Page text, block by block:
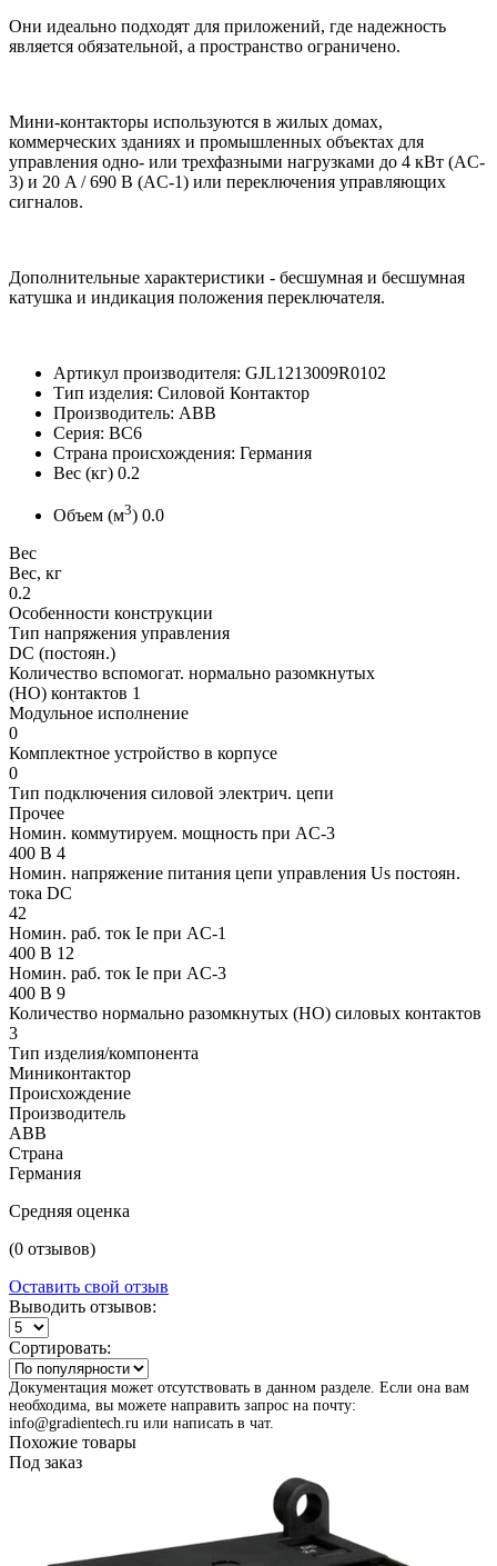
Они идеально подходят для приложений, где надежность
является обязательной, а пространство ограничено.
Мини-контакторы используются в жилых домах,
коммерческих зданиях и промышленных объектах для
управления одно- или трехфазными нагрузками до 4 кВт (AC-
3) и 20 A / 690 В (AC-1) или переключения управляющих
сигналов.
Дополнительные характеристики - бесшумная и бесшумная
катушка и индикация положения переключателя.
Артикул производителя: GJL1213009R0102
Тип изделия: Силовой Контактор
Производитель: ABB
Серия: BC6
Страна происхождения: Германия
Вес (кг) 0.2
Объем (м3) 0.0
Вес
Вес, кг
0.2
Особенности конструкции
Тип напряжения управления
DC (постоян.)
Количество вспомогат. нормально разомкнутых
(НО) контактов 1
Модульное исполнение
0
Комплектное устройство в корпусе
0
Тип подключения силовой электрич. цепи
Прочее
Номин. коммутируем. мощность при AC-3
400 В 4
Номин. напряжение питания цепи управления Us постоян.
тока DC
42
Номин. раб. ток Ie при AC-1
400 В 12
Номин. раб. ток Ie при AC-3
400 В 9
Количество нормально разомкнутых (НО) силовых контактов
3
Тип изделия/компонента
Миниконтактор
Происхождение
Производитель
ABB
Страна
Германия
Средняя оценка
(0 отзывов)
Оставить свой отзыв
Выводить отзывов:
Сортировать:
Документация может отсутствовать в данном разделе. Если она вам
необходима, вы можете направить запрос на почту:
info@gradientech.ru или написать в чат.
Похожие товары
Под заказ